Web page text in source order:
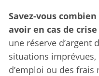
Savez-vous
avoir en cas de crise
une réserve d’argent
situations
d’emploi ou des